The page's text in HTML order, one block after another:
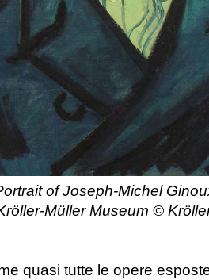
of Joseph-Michel
Müller Museum ©
quasi tutte le opere